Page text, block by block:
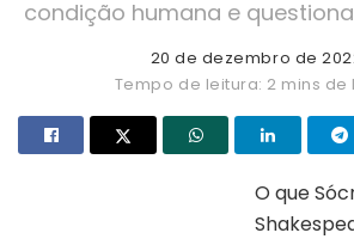
condição humana e
20 de dezembro de
Tempo de leitura: 2 mins de
O que